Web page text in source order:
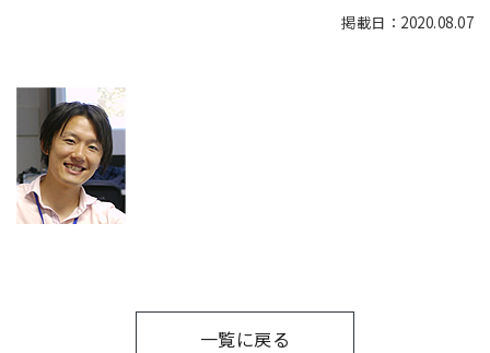
掲載日：2020.08.07
一覧に戻る